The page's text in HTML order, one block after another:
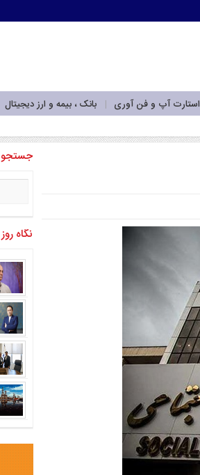
استارت آپ و فن آوری بانک ، بیمه و ارز دیجیتال
جستجو
نگاه روز